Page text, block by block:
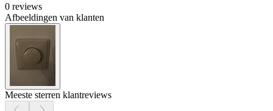
0 reviews
Afbeeldingen van klanten
Meeste sterren klantreviews